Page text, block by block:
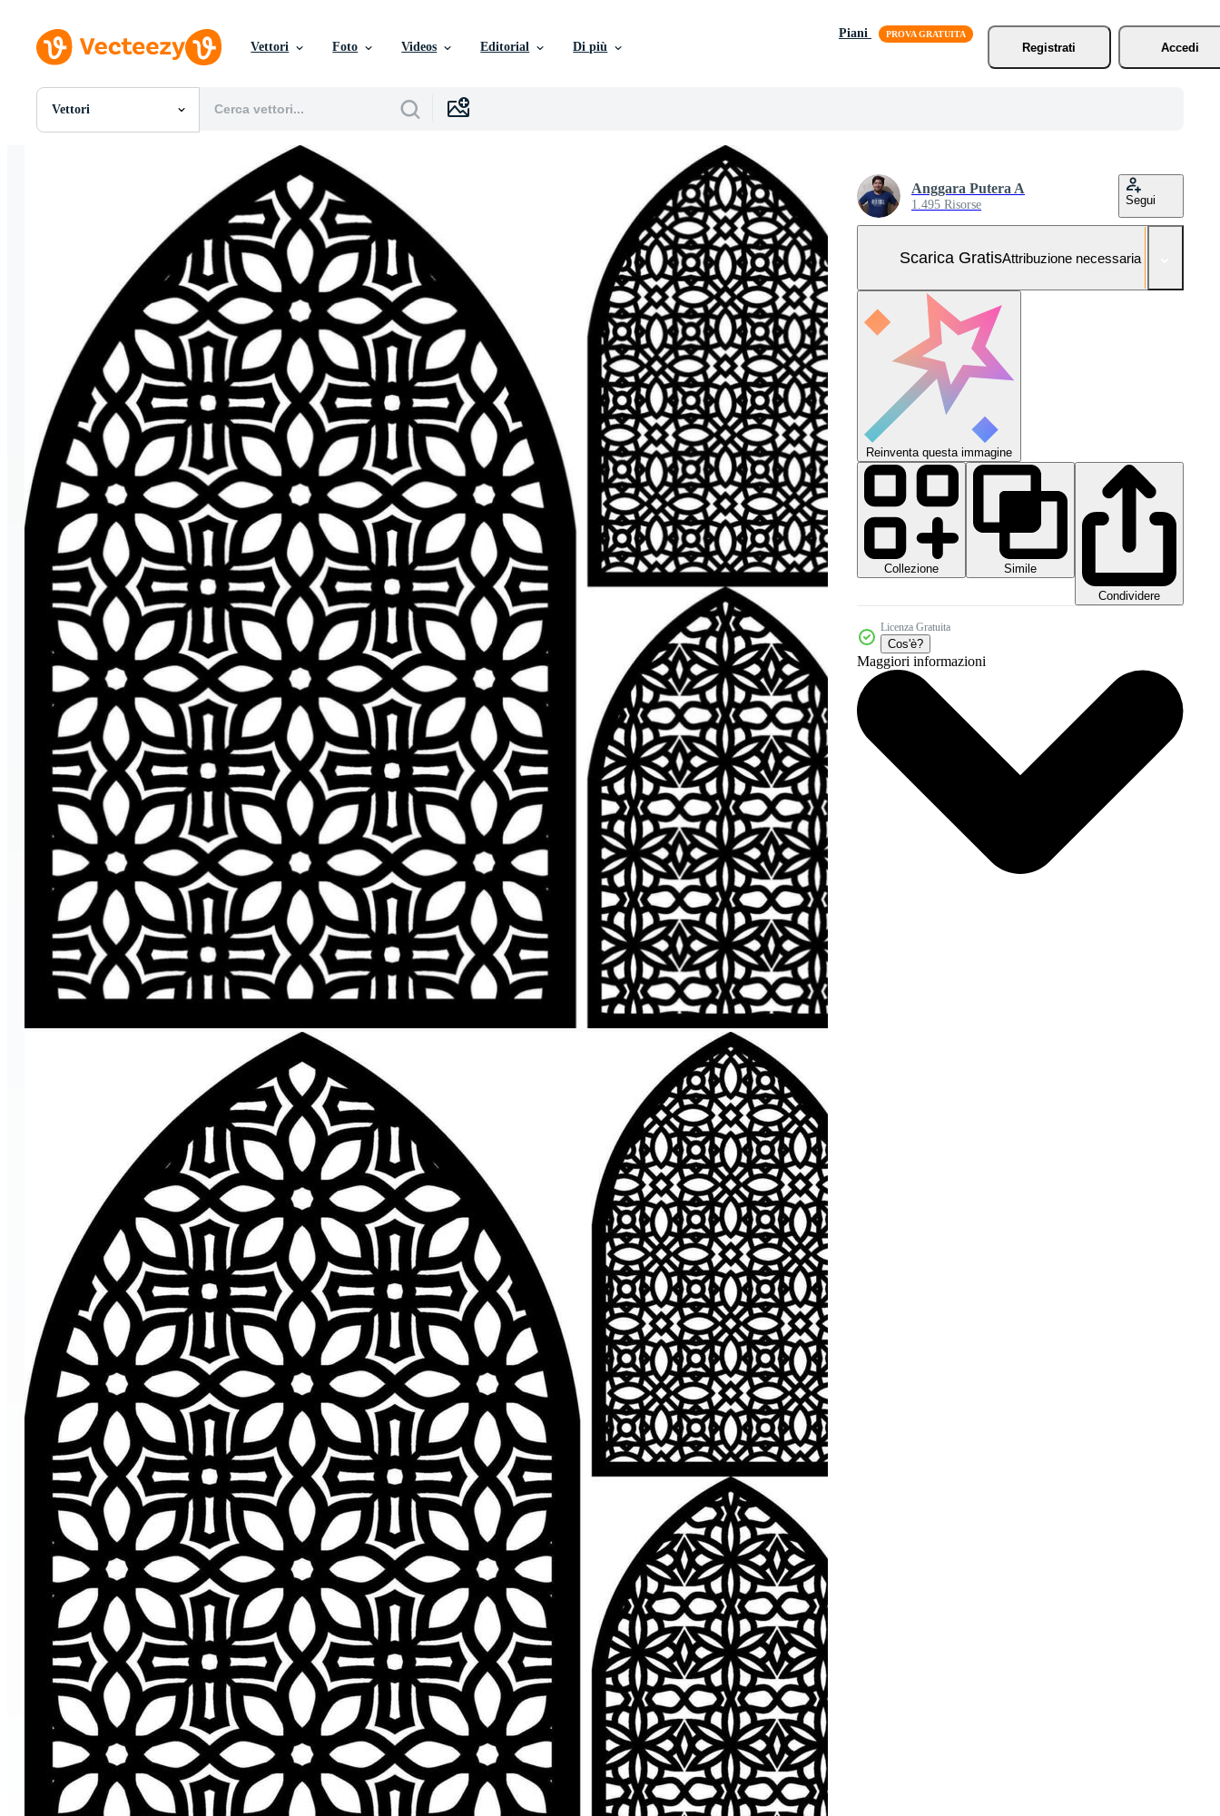
Vettori Foto Videos Editorial Di più
Piani
Registrati
Accedi
Vettori
Tutte Immagini
Motion graphics
Immagini Editoriali
Eventi Editoriali
Anggara Putera A
1.495 Risorse Segui
Scarica GratisAttribuzione necessaria
Reinventa questa immagine
Collezione
Simile
Condividere
Licenza Gratuita
Cos'è?
Maggiori informazioni